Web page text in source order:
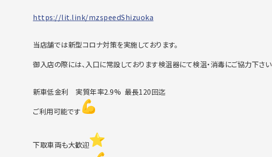
https://lit.link/mzspeedShizuoka
当店舗では新型コロナ対策を実施しております。
御入店の際には、入口に常設しております検温器にて検温・消毒にご協力下さい
新車低金利 実質年率2.9% 最長120回迄
ご利用可能です
下取車両も大歓迎